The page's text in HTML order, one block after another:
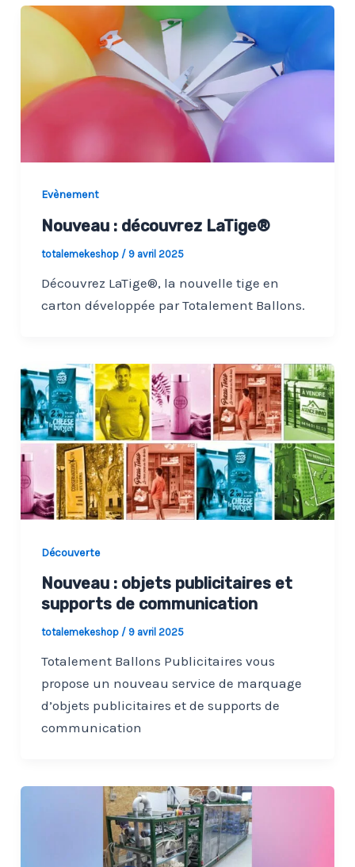
Evènement
Nouveau : découvrez LaTige®
totalemekeshop / 9 avril 2025
Découvrez LaTige®, la nouvelle tige en
carton développée par Totalement Ballons.
Découverte
Nouveau : objets publicitaires et
supports de communication
totalemekeshop / 9 avril 2025
Totalement Ballons Publicitaires vous
propose un nouveau service de marquage
d’objets publicitaires et de supports de
communication